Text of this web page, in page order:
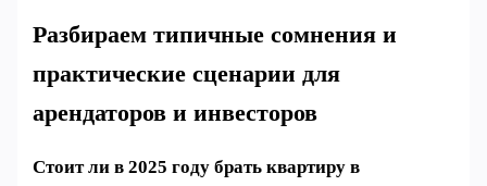
Разбираем типичные сомнения и
практические сценарии для
арендаторов и инвесторов
Стоит ли в 2025 году брать квартиру в